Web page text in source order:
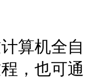
算机全自
，也可通